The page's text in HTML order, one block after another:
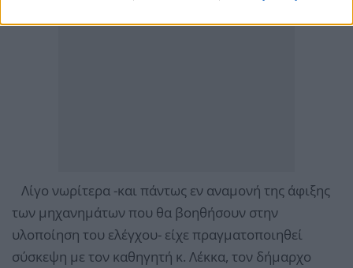
Λίγο νωρίτερα -και πάντως εν αναμονή της άφιξης
των μηχανημάτων που θα βοηθήσουν στην
υλοποίηση του ελέγχου- είχε πραγματοποιηθεί
σύσκεψη με τον καθηγητή κ. Λέκκα, τον δήμαρχο